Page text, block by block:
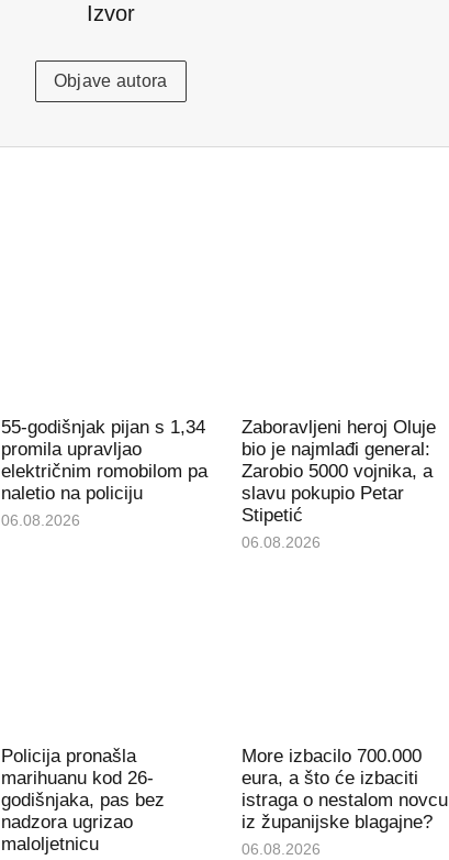
Izvor
Objave autora
55-godišnjak pijan s 1,34
promila upravljao
električnim romobilom pa
naletio na policiju
06.08.2026
Zaboravljeni heroj Oluje
bio je najmlađi general:
Zarobio 5000 vojnika, a
slavu pokupio Petar
Stipetić
06.08.2026
Policija pronašla
marihuanu kod 26-
godišnjaka, pas bez
nadzora ugrizao
maloljetnicu
More izbacilo 700.000
eura, a što će izbaciti
istraga o nestalom novcu
iz županijske blagajne?
06.08.2026